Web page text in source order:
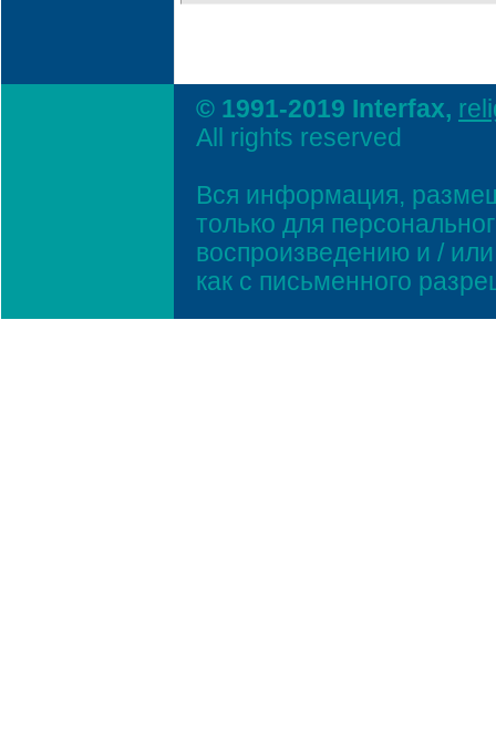
© 1991-2019 Interfax,
All rights reserved
Вся информация,
только для
воспроизведению и /
как с письменного